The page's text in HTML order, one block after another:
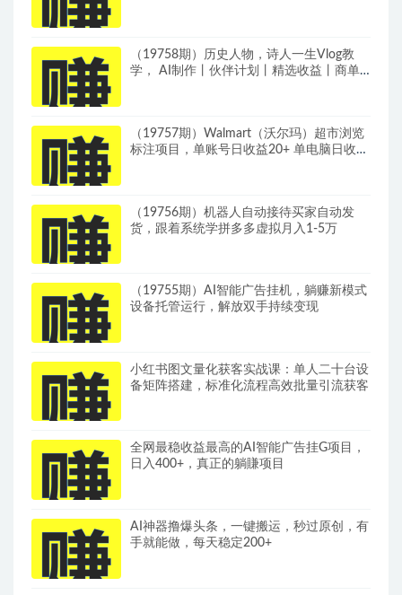
（19758期）历史人物，诗人一生Vlog教
学， AI制作丨伙伴计划丨精选收益丨商单
（19757期）Walmart（沃尔玛）超市浏览
标注项目，单账号日收益20+ 单电脑日收益
（19756期）机器人自动接待买家自动发
货，跟着系统学拼多多虚拟月入1-5万
（19755期）AI智能广告挂机，躺赚新模式
设备托管运行，解放双手持续变现
小红书图文量化获客实战课：单人二十台设
备矩阵搭建，标准化流程高效批量引流获客
全网最稳收益最高的AI智能广告挂G项目，
日入400+，真正的躺賺项目
AI神器撸爆头条，一键搬运，秒过原创，有
手就能做，每天稳定200+